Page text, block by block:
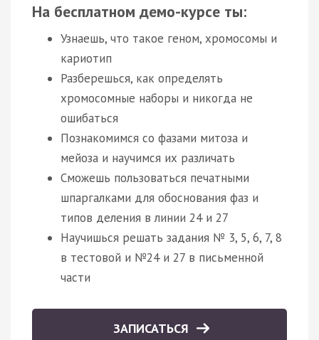
На бесплатном демо-курсе ты:
Узнаешь, что такое геном, хромосомы и
кариотип
Разберешься, как определять
хромосомные наборы и никогда не
ошибаться
Познакомимся со фазами митоза и
мейоза и научимся их различать
Сможешь пользоваться печатными
шпаргалками для обоснования фаз и
типов деления в линии 24 и 27
Научишься решать задания № 3, 5, 6, 7, 8
в тестовой и №24 и 27 в письменной
части
ЗАПИСАТЬСЯ